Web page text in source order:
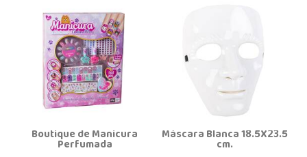
Boutique de Manicura
Perfumada Máscara Blanca 18.5X23.5
cm.